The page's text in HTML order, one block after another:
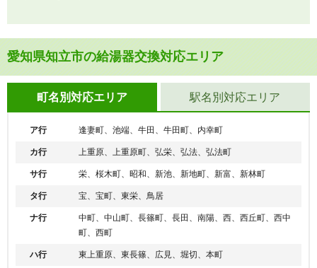
愛知県知立市の給湯器交換対応エリア
町名別対応エリア
ア行 逢妻町、池端、牛田、牛田町、内幸町
カ行 上重原、上重原町、弘栄、弘法、弘法町
サ行 栄、桜木町、昭和、新池、新地町、新富、新林町
タ行 宝、宝町、東栄、鳥居
ナ行
中町、中山町、長篠町、長田、南陽、西、西丘町、西中
町、西町
ハ行 東上重原、東長篠、広見、堀切、本町
駅名別対応エリア